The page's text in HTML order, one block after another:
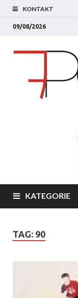
KONTAKT
09/08/2026
KATEGORIE
TAG: 90